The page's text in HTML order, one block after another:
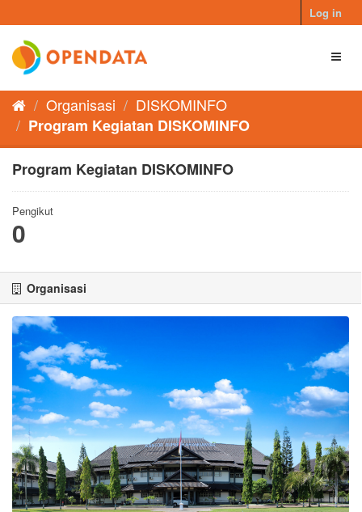
to
content
Log in
Organisasi
DISKOMINFO
Program Kegiatan DISKOMINFO
Program Kegiatan DISKOMINFO
Pengikut
0
Organisasi